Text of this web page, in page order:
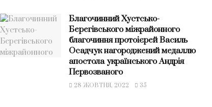
Благочинний Хустсько-
Берегівського міжрайонного
благочиння протоієрей Василь
Осадчук нагороджений медаллю
апостола українського Андрія
Первозваного
28 ЖОВТНЯ, 2022 35